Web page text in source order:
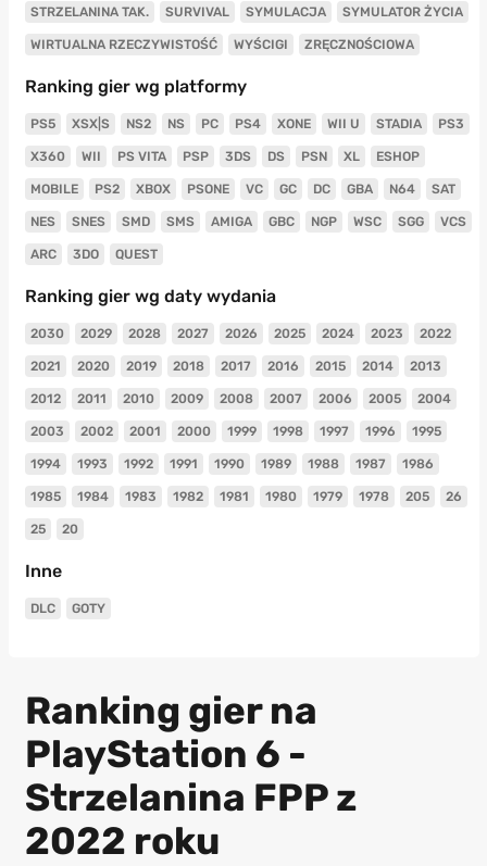
STRZELANINA TAK. SURVIVAL SYMULACJA SYMULATOR ŻYCIA
WIRTUALNA RZECZYWISTOŚĆ WYŚCIGI ZRĘCZNOŚCIOWA
Ranking gier wg platformy
PS5 XSX|S NS2 NS PC PS4 XONE WII U STADIA PS3
X360 WII PS VITA PSP 3DS DS PSN XL ESHOP
MOBILE PS2 XBOX PSONE VC GC DC GBA N64 SAT
NES SNES SMD SMS AMIGA GBC NGP WSC SGG VCS
ARC 3DO QUEST
Ranking gier wg daty wydania
2030 2029 2028 2027 2026 2025 2024 2023 2022
2021 2020 2019 2018 2017 2016 2015 2014 2013
2012 2011 2010 2009 2008 2007 2006 2005 2004
2003 2002 2001 2000 1999 1998 1997 1996 1995
1994 1993 1992 1991 1990 1989 1988 1987 1986
1985 1984 1983 1982 1981 1980 1979 1978 205 26
25 20
Inne
DLC GOTY
Ranking gier na
PlayStation 6 -
Strzelanina FPP z
2022 roku